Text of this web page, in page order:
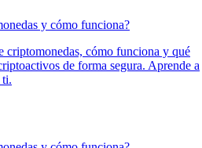
y cómo funciona?
criptomonedas, cómo funciona y qué
de forma segura. Aprende a
ti.